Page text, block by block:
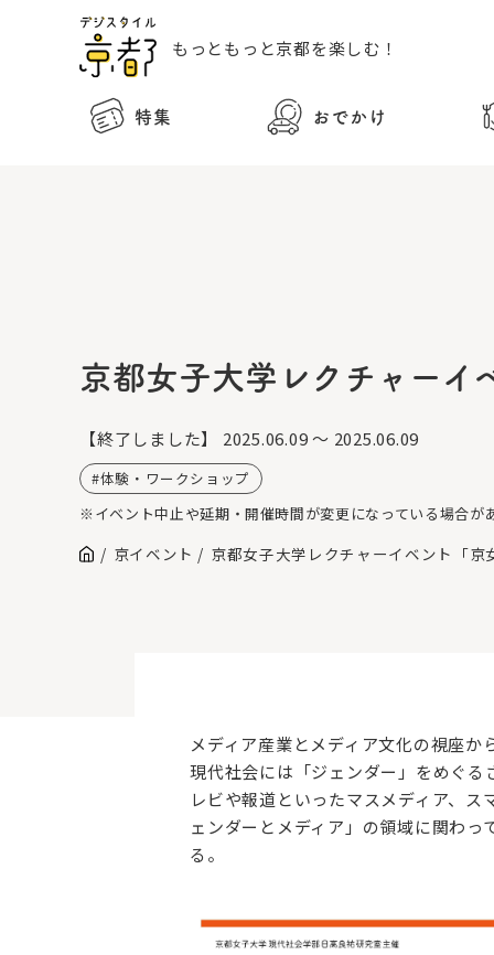
もっともっと京都を楽しむ！
特集 おでかけ
京都女子大学レクチャーイ
【終了しました】 2025.06.09 ～ 2025.06.09
体験・ワークショップ
※イベント中止や延期・開催時間が変更になっている場合
京イベント 京都女子大学レクチャーイベント「
メディア産業とメディア文化の視座か
現代社会には「ジェンダー」をめぐ
レビや報道といったマスメディア、
ェンダーとメディア」の領域に関わ
る。